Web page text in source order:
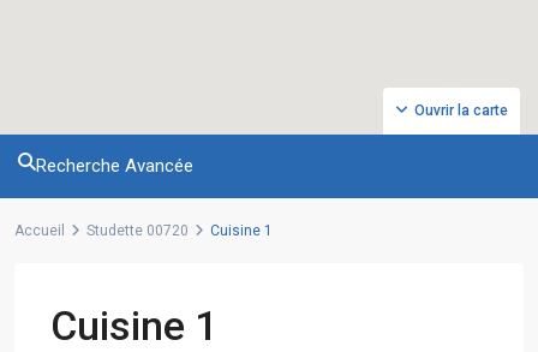
Ouvrir la carte
Recherche Avancée
Accueil Studette 00720 Cuisine 1
Cuisine 1